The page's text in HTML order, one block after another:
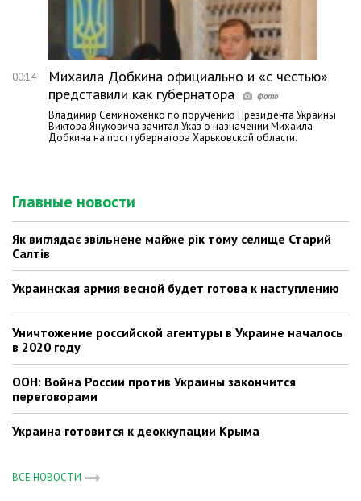
00:14
Михаила Добкина официально и «с честью»
представили как губернатора
Владимир Семиноженко по поручению Президента Украины
Виктора Януковича зачитал Указ о назначении Михаила
Добкина на пост губернатора Харьковской области.
Главные новости
Як виглядає звільнене майже рік тому селище Старий
Салтів
Украинская армия весной будет готова к наступлению
Уничтожение российской агентуры в Украине началось
в 2020 году
ООН: Война России против Украины закончится
переговорами
Украина готовится к деоккупации Крыма
ВСЕ НОВОСТИ